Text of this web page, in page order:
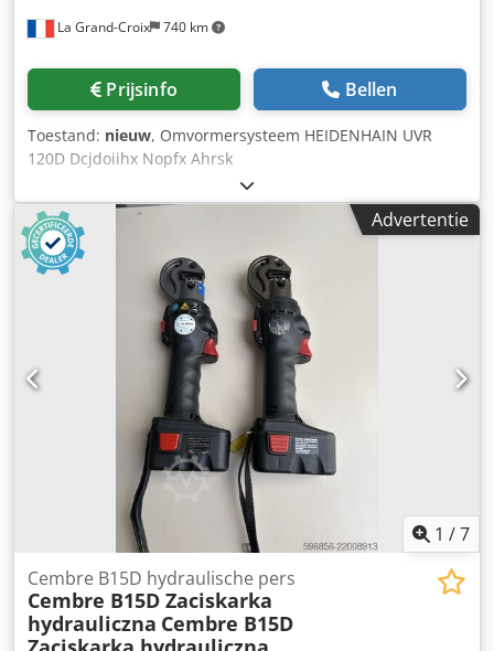
La Grand-Croix 740 km
Prijsinfo Bellen
Toestand: nieuw, Omvormersysteem HEIDENHAIN UVR
120D Dcjdoiihx Nopfx Ahrsk
Advertentie
1 /7
Cembre B15D hydraulische pers
Cembre B15D Zaciskarka
hydrauliczna Cembre B15D